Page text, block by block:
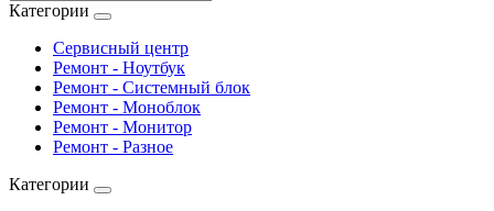
Категории
Сервисный центр
Ремонт - Ноутбук
Ремонт - Системный блок
Ремонт - Моноблок
Ремонт - Монитор
Ремонт - Разное
Категории